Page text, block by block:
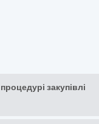
закупівлі